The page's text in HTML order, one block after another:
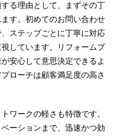
る理由として、まずその丁
す。初めてのお問い合わせ
ステップごとに丁寧に対応
しています。リフォームプ
安心して意思決定できるよ
ローチは顧客満足度の高さ
ワークの軽さも特徴です。
ーションまで、迅速かつ効